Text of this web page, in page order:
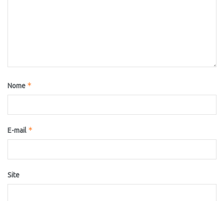
Nome *
E-mail *
Site